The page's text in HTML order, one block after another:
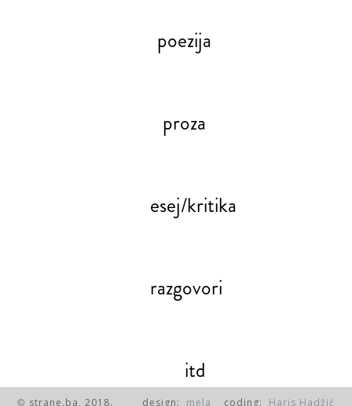
poezija
proza
esej/kritika
razgovori
itd
© strane.ba, 2018. design: mela coding: Haris Hadžić